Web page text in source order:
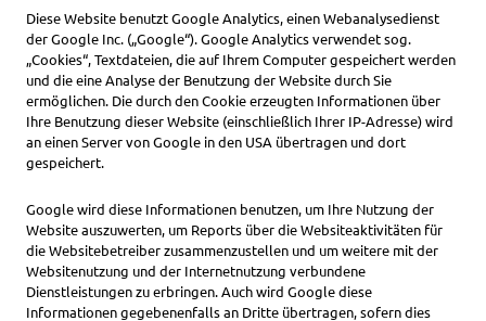
Diese Website benutzt Google Analytics, einen Webanalysedienst
der Google Inc. („Google“). Google Analytics verwendet sog.
„Cookies“, Textdateien, die auf Ihrem Computer gespeichert werden
und die eine Analyse der Benutzung der Website durch Sie
ermöglichen. Die durch den Cookie erzeugten Informationen über
Ihre Benutzung dieser Website (einschließlich Ihrer IP-Adresse) wird
an einen Server von Google in den USA übertragen und dort
gespeichert.
Google wird diese Informationen benutzen, um Ihre Nutzung der
Website auszuwerten, um Reports über die Websiteaktivitäten für
die Websitebetreiber zusammenzustellen und um weitere mit der
Websitenutzung und der Internetnutzung verbundene
Dienstleistungen zu erbringen. Auch wird Google diese
Informationen gegebenenfalls an Dritte übertragen, sofern dies